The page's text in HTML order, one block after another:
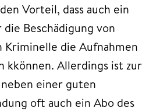
Vorteil, dass auch ein
Beschädigung von
Kriminelle die Aufnahmen
kkönnen. Allerdings ist zur
einer guten
oft auch ein Abo des